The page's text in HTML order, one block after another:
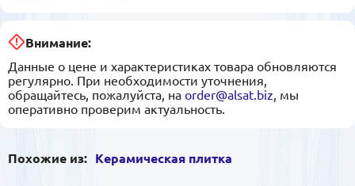
Внимание:
Данные о цене и характеристиках товара обновляются
регулярно. При необходимости уточнения,
обращайтесь, пожалуйста, на order@alsat.biz , мы
оперативно проверим актуальность.
Похожие из: Керамическая плитка